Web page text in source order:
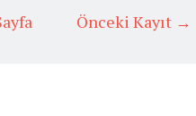
Önceki Kayıt →